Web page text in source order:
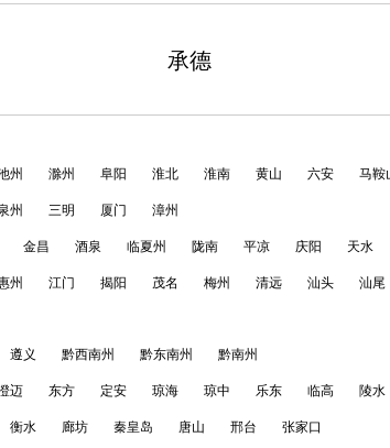
承德
州 滁州 阜阳 淮北 淮南 黄山 六安 马鞍
州 三明 厦门 漳州
金昌 酒泉 临夏州 陇南 平凉 庆阳 天水
州 江门 揭阳 茂名 梅州 清远 汕头 汕尾
遵义 黔西南州 黔东南州 黔南州
迈 东方 定安 琼海 琼中 乐东 临高 陵水
衡水 廊坊 秦皇岛 唐山 邢台 张家口